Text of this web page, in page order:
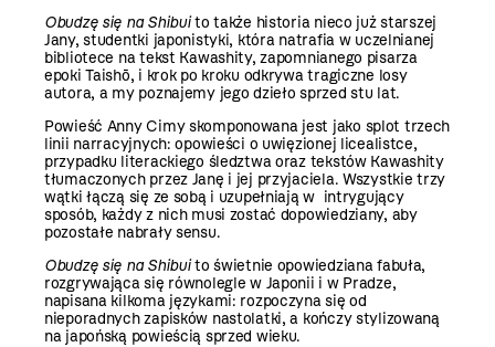
Obudzę się na Shibuito także historia nieco już starszej
Jany, studentki japonistyki, która natrafia w uczelnianej
bibliotece na tekst Kawashity, zapomnianego pisarza
epoki Taishō, i krok po kroku odkrywa tragiczne losy
autora, a my poznajemy jego dzieło sprzed stu lat.
Powieść Anny Cimy skomponowana jest jako splot trzech
linii narracyjnych: opowieści o uwięzionej licealistce,
przypadku literackiego śledztwa oraz tekstów Kawashity
tłumaczonych przez Janę i jej przyjaciela. Wszystkie trzy
wątki łączą się ze sobą i uzupełniają w intrygujący
sposób, każdy z nich musi zostać dopowiedziany, aby
pozostałe nabrały sensu.
Obudzę się na Shibuito świetnie opowiedziana fabuła,
rozgrywająca się równolegle w Japonii i w Pradze,
napisana kilkoma językami: rozpoczyna się od
nieporadnych zapisków nastolatki, a kończy stylizowaną
na japońską powieścią sprzed wieku.